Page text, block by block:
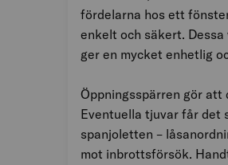
fördelarna hos ett
enkelt och säkert.
ger en mycket enhetlig
Öppningsspärren gör
Eventuella tjuvar får det
spanjoletten –
mot inbrottsförsök.